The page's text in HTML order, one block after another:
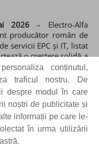
conținutul,
traficul nostru. De
despre modul în care
noștri de publicitate și
informații pe care le-
în urma utilizării
2026
– Electro-Alfa
producător român de
servicii EPC și IT, listat
o creștere solidă a
la nivel consolidat
2026. Veniturile
de lei, un plus de
a crescut cu 2,9%,
de un avans de 2% al
de lei.
de Electro-Alfa